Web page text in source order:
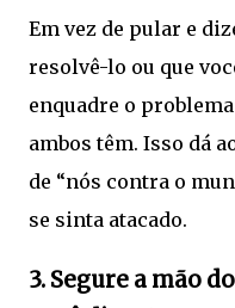
Em vez de pular e
resolvê-lo ou que
enquadre o
ambos têm. Isso dá
de “nós contra o
se sinta atacado.
3. Segure a mão